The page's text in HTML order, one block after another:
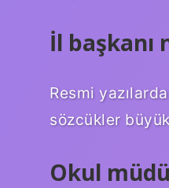
İl başkanı
Resmi
sözcükler
Okul